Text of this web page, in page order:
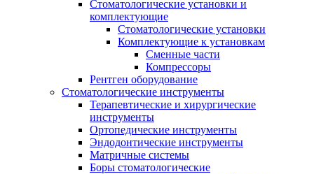
Стоматологические установки и
комплектующие
Стоматологические установки
Комплектующие к установкам
Сменные части
Компрессоры
Рентген оборудование
Стоматологические инструменты
Терапевтические и хирургические
инструменты
Ортопедические инструменты
Эндодонтические инструменты
Матричные системы
Боры стоматологические